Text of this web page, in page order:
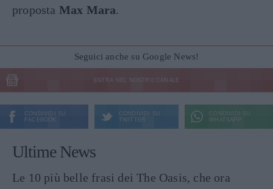
proposta Max Mara.
Seguici anche su Google News!
ENTRA NEL NOSTRO CANALE
CONDIVIDI SU
FACEBOOK
CONDIVIDI SU
TWITTER
CONDIVIDI SU
WHATSAPP
Ultime News
Le 10 più belle frasi dei The Oasis, che ora